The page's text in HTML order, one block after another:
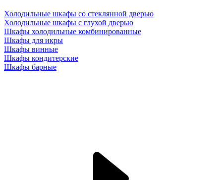
Холодильные шкафы со стеклянной дверью
Холодильные шкафы с глухой дверью
Шкафы холодильные комбинированные
Шкафы для икры
Шкафы винные
Шкафы кондитерские
Шкафы барные